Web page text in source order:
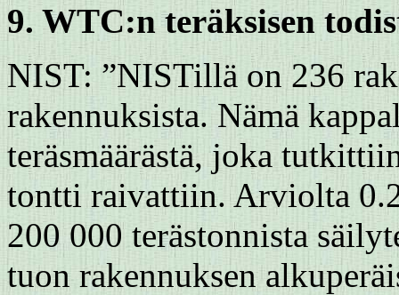
9. WTC:n teräksisen
NIST: ”NISTillä on 236
rakennuksista. Nämä
teräsmäärästä, joka
tontti raivattiin. Arviolta
200 000 terästonnista
tuon rakennuksen